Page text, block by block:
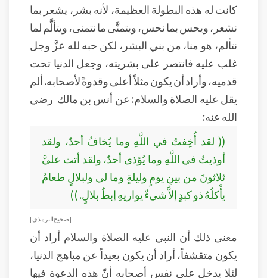
كانت له هذه البطولة العظيمة، لأنه بشر، يشعر بما
نشعر، ويحس بما نحس، ويتمنَّى ما نتمنى، ويتألَّم لما
نتألم، هو منا، من بني البشر، لكن حبه لله عزَّ وجل
غلب عليه فانتصر على بشريته، وجعل الدنيا تحت
قدميه، وأراد أن يكون مثلاً أعلى وقدوةً لأصحابه. ألم
يقل عليه الصلاة والسلام: عن أنس بن مالك رضي
الله عنه:
(( لقد أُخِفتُ في اللَّهِ وما يُخافُ أحدٌ، ولقد
أوذيتُ في اللَّهِ وما يُؤذى أحدٌ، ولقد أتت عليَّ
ثلاثونَ من بينِ يومٍ وليلةٍ وما لي ولبلالٍ طعامٌ
يأْكلُهُ ذو كبدٍ إلاَّ شيءٌ يواريهِ إبطُ بلالٍ. ))
[ صحيح الترمذي ]
معنى ذلك أن النبي عليه الصلاة والسلام أراد أن
يكون متقشفاً، أراد أن يكون بعيداً عن مباهج الدنيا،
لئلا يدخل على نفس أصحابه أنّ هذه الدعوة فيها